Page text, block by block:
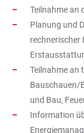
Teilnahme an
Planung und
rechnerischer
Teilnahme an
Bauschauen/
und Bau,
Information